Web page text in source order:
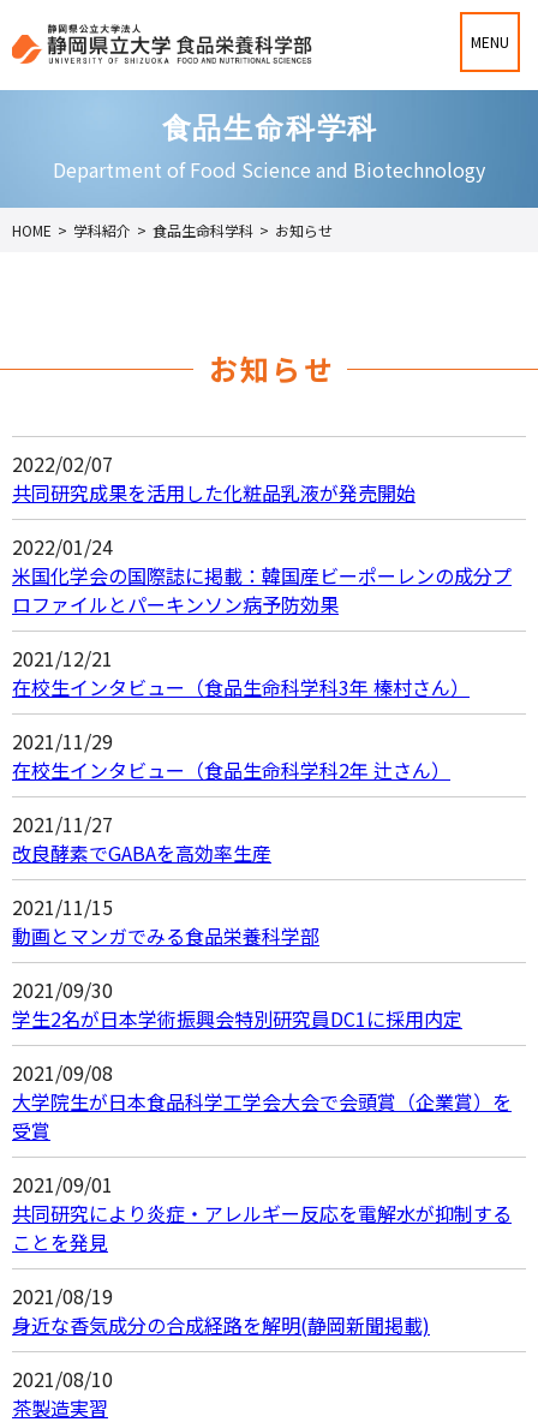
食品生命科学科
Department of Food Science and Biotechnology
HOME > 学科紹介 > 食品生命科学科 > お知らせ
お知らせ
2022/02/07
共同研究成果を活用した化粧品乳液が発売開始
2022/01/24
米国化学会の国際誌に掲載：韓国産ビーポーレンの成分プ
ロファイルとパーキンソン病予防効果
2021/12/21
在校生インタビュー（食品生命科学科3年 榛村さん）
2021/11/29
在校生インタビュー（食品生命科学科2年 辻さん）
2021/11/27
改良酵素でGABAを高効率生産
2021/11/15
動画とマンガでみる食品栄養科学部
2021/09/30
学生2名が日本学術振興会特別研究員DC1に採用内定
2021/09/08
大学院生が日本食品科学工学会大会で会頭賞（企業賞）を
受賞
2021/09/01
共同研究により炎症・アレルギー反応を電解水が抑制する
ことを発見
2021/08/19
身近な香気成分の合成経路を解明(静岡新聞掲載)
2021/08/10
茶製造実習